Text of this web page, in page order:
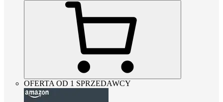
OFERTA OD 1 SPRZEDAWCY